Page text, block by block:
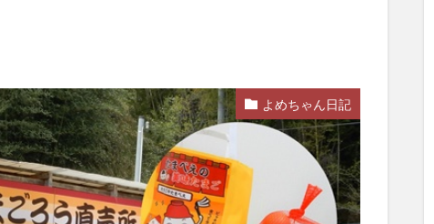
よめちゃん日記